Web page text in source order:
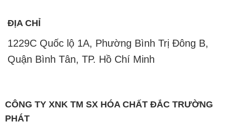
ĐỊA CHỈ
1229C Quốc lộ 1A, Phường Bình Trị Đông B,
Quận Bình Tân, TP. Hồ Chí Minh
CÔNG TY XNK TM SX HÓA CHẤT ĐẮC TRƯỜNG
PHÁT